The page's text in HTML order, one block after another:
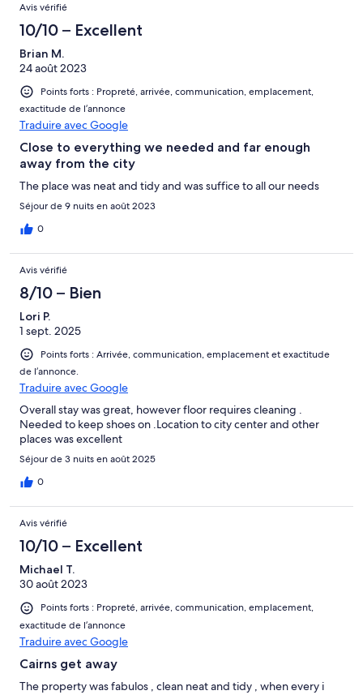
Avis vérifié
10/10 – Excellent
Brian M.
24 août 2023
Points forts : Propreté, arrivée, communication, emplacement,
exactitude de l’annonce
Traduire avec Google
Close to everything we needed and far enough
away from the city
The place was neat and tidy and was suffice to all our needs
Séjour de 9 nuits en août 2023
0
Avis vérifié
8/10 – Bien
Lori P.
1 sept. 2025
Points forts : Arrivée, communication, emplacement et exactitude
de l’annonce.
Traduire avec Google
Overall stay was great, however floor requires cleaning .
Needed to keep shoes on .Location to city center and other
places was excellent
Séjour de 3 nuits en août 2025
0
Avis vérifié
10/10 – Excellent
Michael T.
30 août 2023
Points forts : Propreté, arrivée, communication, emplacement,
exactitude de l’annonce
Traduire avec Google
Cairns get away
The property was fabulos , clean neat and tidy , when every i